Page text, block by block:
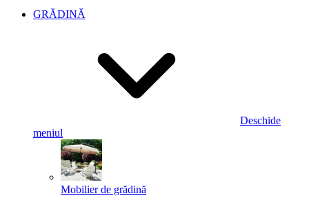
GRĂDINĂ
Deschide
meniul
Mobilier de grădină